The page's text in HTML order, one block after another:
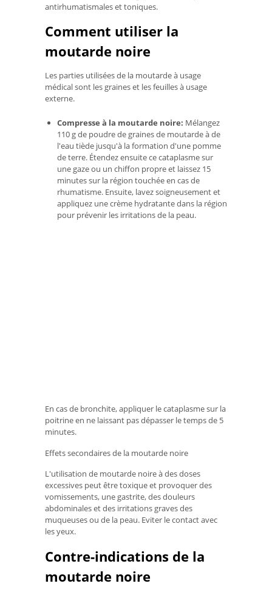
antirhumatismales et toniques.
Comment utiliser la
moutarde noire
Les parties utilisées de la moutarde à usage
médical sont les graines et les feuilles à usage
externe.
Compresse à la moutarde noire: Mélangez
110 g de poudre de graines de moutarde à de
l'eau tiède jusqu'à la formation d'une pomme
de terre. Étendez ensuite ce cataplasme sur
une gaze ou un chiffon propre et laissez 15
minutes sur la région touchée en cas de
rhumatisme. Ensuite, lavez soigneusement et
appliquez une crème hydratante dans la région
pour prévenir les irritations de la peau.
En cas de bronchite, appliquer le cataplasme sur la
poitrine en ne laissant pas dépasser le temps de 5
minutes.
Effets secondaires de la moutarde noire
L'utilisation de moutarde noire à des doses
excessives peut être toxique et provoquer des
vomissements, une gastrite, des douleurs
abdominales et des irritations graves des
muqueuses ou de la peau. Eviter le contact avec
les yeux.
Contre-indications de la
moutarde noire